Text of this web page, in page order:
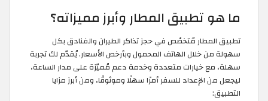
ما هو تطبيق المطار وأبرز مميزاته؟
تطبيق المطار مُتخصّص في حجز تذاكر الطيران والفنادق بكل
سهولة من خلال الهاتف المحمول وبأرخص الأسعار. يُقدّم لك تجربة
سهلة، مع خيارات متعددة وخدمة دعم مُميّزة على مدار الساعة،
ليجعل من الإعداد للسفر أمرًا سهلًا وموثوقًا، ومن أبرز مزايا
التطبيق: